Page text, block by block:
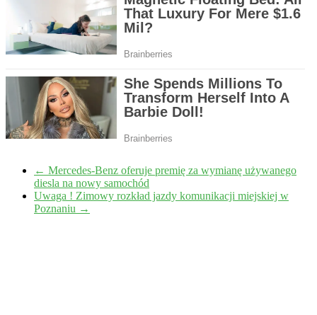
← Mercedes-Benz oferuje premię za wymianę używanego
diesla na nowy samochód
Uwaga ! Zimowy rozkład jazdy komunikacji miejskiej w
Poznaniu →